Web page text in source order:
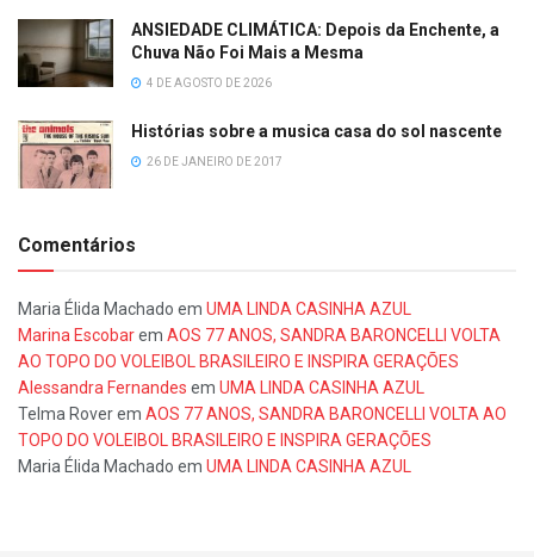
ANSIEDADE CLIMÁTICA: Depois da Enchente, a
Chuva Não Foi Mais a Mesma
4 DE AGOSTO DE 2026
Histórias sobre a musica casa do sol nascente
26 DE JANEIRO DE 2017
Comentários
Maria Élida Machado em UMA LINDA CASINHA AZUL
Marina Escobarem AOS 77 ANOS, SANDRA BARONCELLI VOLTA
AO TOPO DO VOLEIBOL BRASILEIRO E INSPIRA GERAÇÕES
Alessandra Fernandes em UMA LINDA CASINHA AZUL
Telma Roverem AOS 77 ANOS, SANDRA BARONCELLI VOLTA AO
TOPO DO VOLEIBOL BRASILEIRO E INSPIRA GERAÇÕES
Maria Élida Machado em UMA LINDA CASINHA AZUL